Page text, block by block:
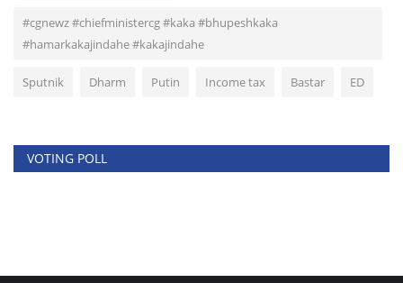
#cgnewz #chiefministercg #kaka #bhupeshkaka
#hamarkakajindahe #kakajindahe
Sputnik Dharm Putin Income tax Bastar ED
VOTING POLL